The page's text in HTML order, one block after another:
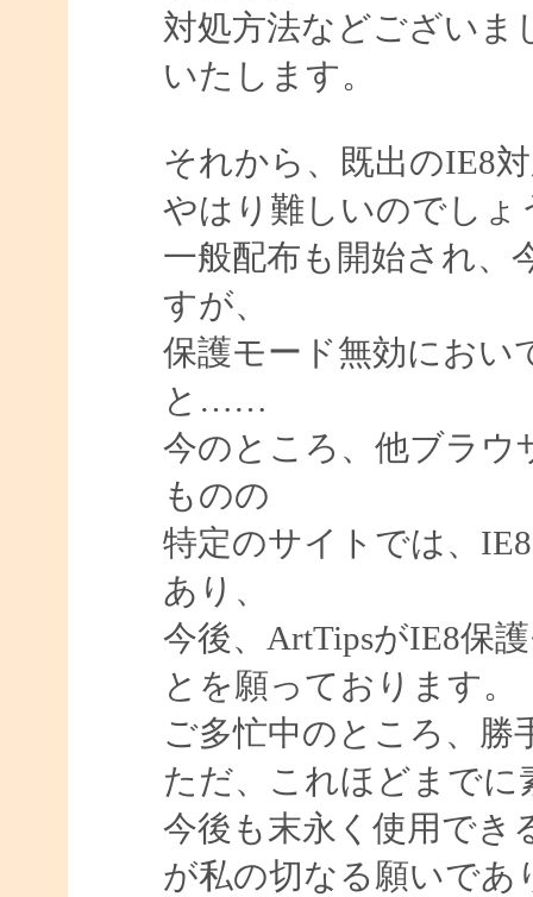
対処方法などございま
いたします。
それから、既出のIE8
やはり難しいのでしょ
一般配布も開始され、
すが、
保護モード無効におい
と……
今のところ、他ブラウ
ものの
特定のサイトでは、
あり、
今後、ArtTipsがIE8保
とを願っております。
ご多忙中のところ、勝
ただ、これほどまで
今後も末永く使用でき
が私の切なる願いであ